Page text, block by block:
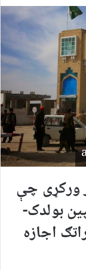
ورکړی چې
بولدک-
اجازه